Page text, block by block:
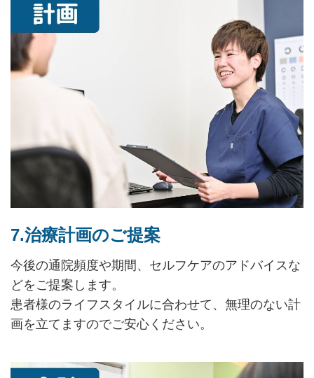
7.治療計画のご提案
今後の通院頻度や期間、セルフケアのアドバイスな
どをご提案します。
患者様のライフスタイルに合わせて、無理のない計
画を立てますのでご安心ください。